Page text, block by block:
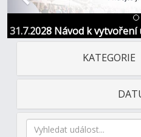
31.7.2028 Návod k
kontakt
KATEGORIE